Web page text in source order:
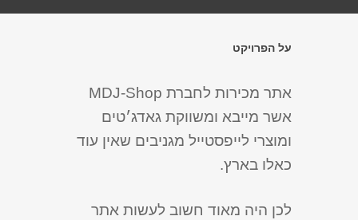
על הפרויקט
אתר מכירות לחברת MDJ-Shop
אשר מייבא ומשווקת גאדג׳טים
ומוצרי לייפסטייל מגניבים שאין עוד
כאלו בארץ.
לכן היה מאוד חשוב לעשות אתר